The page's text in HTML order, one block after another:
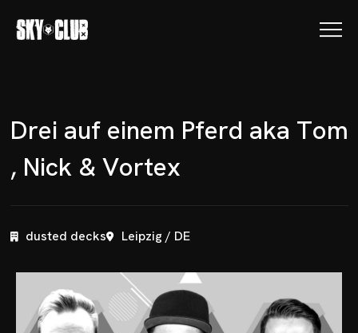
Drei auf einem Pferd aka Tom
, Nick & Vortex
dusted decks Leipzig / DE